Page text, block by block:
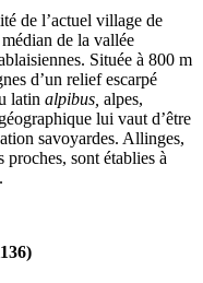
de l’actuel village de
de la vallée
Située à 800 m
d’un relief escarpé
latin alpibus, alpes,
lui vaut d’être
savoyardes. Allinges,
sont établies à